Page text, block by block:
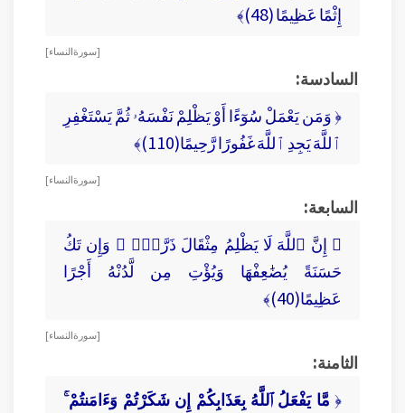
إِثْمًا عَظِيمًا (48)﴾
[ سورة النساء ]
السادسة:
﴿ وَمَن يَعْمَلْ سُوٓءًا أَوْ يَظْلِمْ نَفْسَهُۥ ثُمَّ يَسْتَغْفِرِ
ٱللَّهَ يَجِدِ ٱللَّهَ غَفُورًا رَّحِيمًا(110)﴾
[ سورة النساء ]
السابعة:
﴿ إِنَّ ٱللَّهَ لَا يَظْلِمُ مِثْقَالَ ذَرَّةٍۢ ۖ وَإِن تَكُ
حَسَنَةً يُضَٰعِفْهَا وَيُؤْتِ مِن لَّدُنْهُ أَجْرًا
عَظِيمًا(40)﴾
[ سورة النساء ]
الثامنة:
﴿ مَّا يَفْعَلُ ٱللَّهُ بِعَذَابِكُمْ إِن شَكَرْتُمْ وَءَامَنتُمْ ۚ